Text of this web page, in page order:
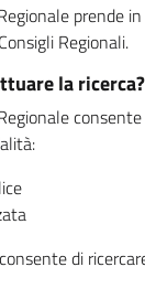
prende
Regionali.
la ricerca?
di